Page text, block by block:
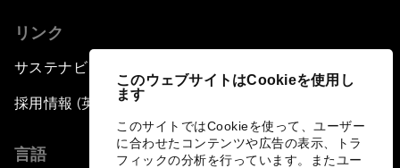
このウェブサイトはCookieを使用し
ます
このサイトではCookieを使って、ユーザー
に合わせたコンテンツや広告の表示、トラ
フィックの分析を行っています。またユー
リンク
サステナビリティへの取り組み
採用情報 (英語のみ)
言語